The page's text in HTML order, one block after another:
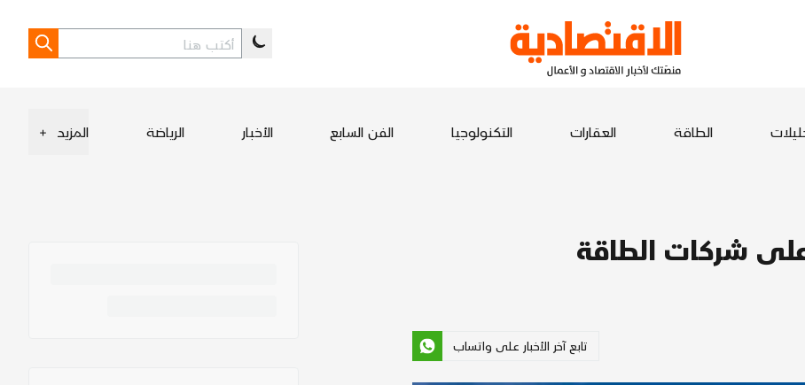
الطاقة العقارات التكنولوجيا الفن السابع الأخبار الرياضة المزيد +
شركات الطاقة
تابع آخر الأخبار على واتساب